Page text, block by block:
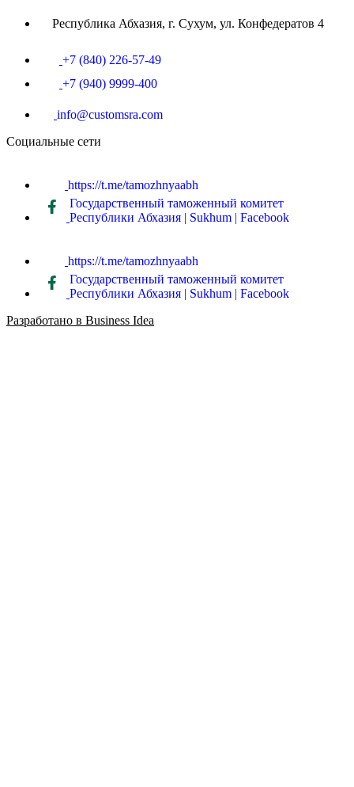
Республика Абхазия, г. Сухум, ул. Конфедератов 4
+7 (840) 226-57-49
+7 (940) 9999-400
info@customsra.com
Социальные сети
https://t.me/tamozhnyaabh
Государственный таможенный комитет
Республики Абхазия | Sukhum | Facebook
https://t.me/tamozhnyaabh
Государственный таможенный комитет
Республики Абхазия | Sukhum | Facebook
Разработано в Business Idea